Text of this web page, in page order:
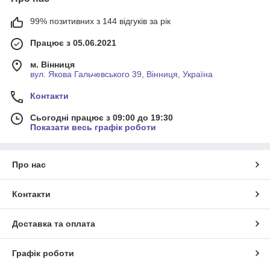
99% позитивних з 144 відгуків за рік
Працює з 05.06.2021
м. Вінниця
вул. Якова Гальчевського 39, Вінниця, Україна
Контакти
Сьогодні працює з 09:00 до 19:30
Показати весь графік роботи
Про нас
Контакти
Доставка та оплата
Графік роботи